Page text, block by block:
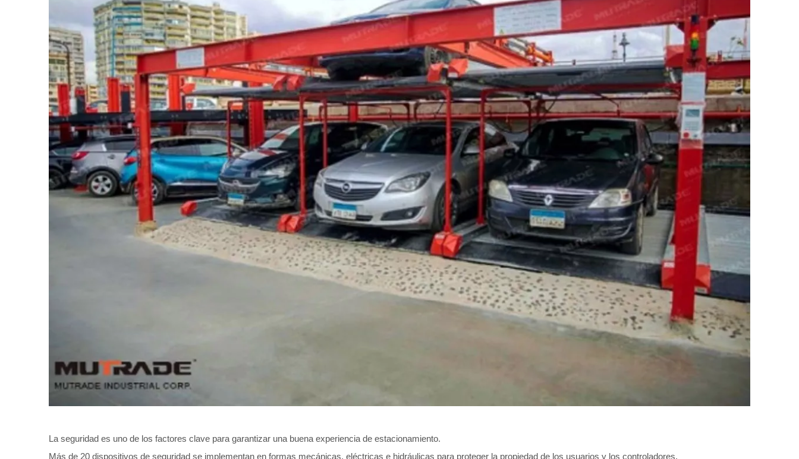
La seguridad es uno de los factores clave para garantizar una buena experiencia de estacionamiento.
Más de 20 dispositivos de seguridad se implementan en formas mecánicas, eléctricas e hidráulicas para proteger la propiedad de los usuarios y los controladores.